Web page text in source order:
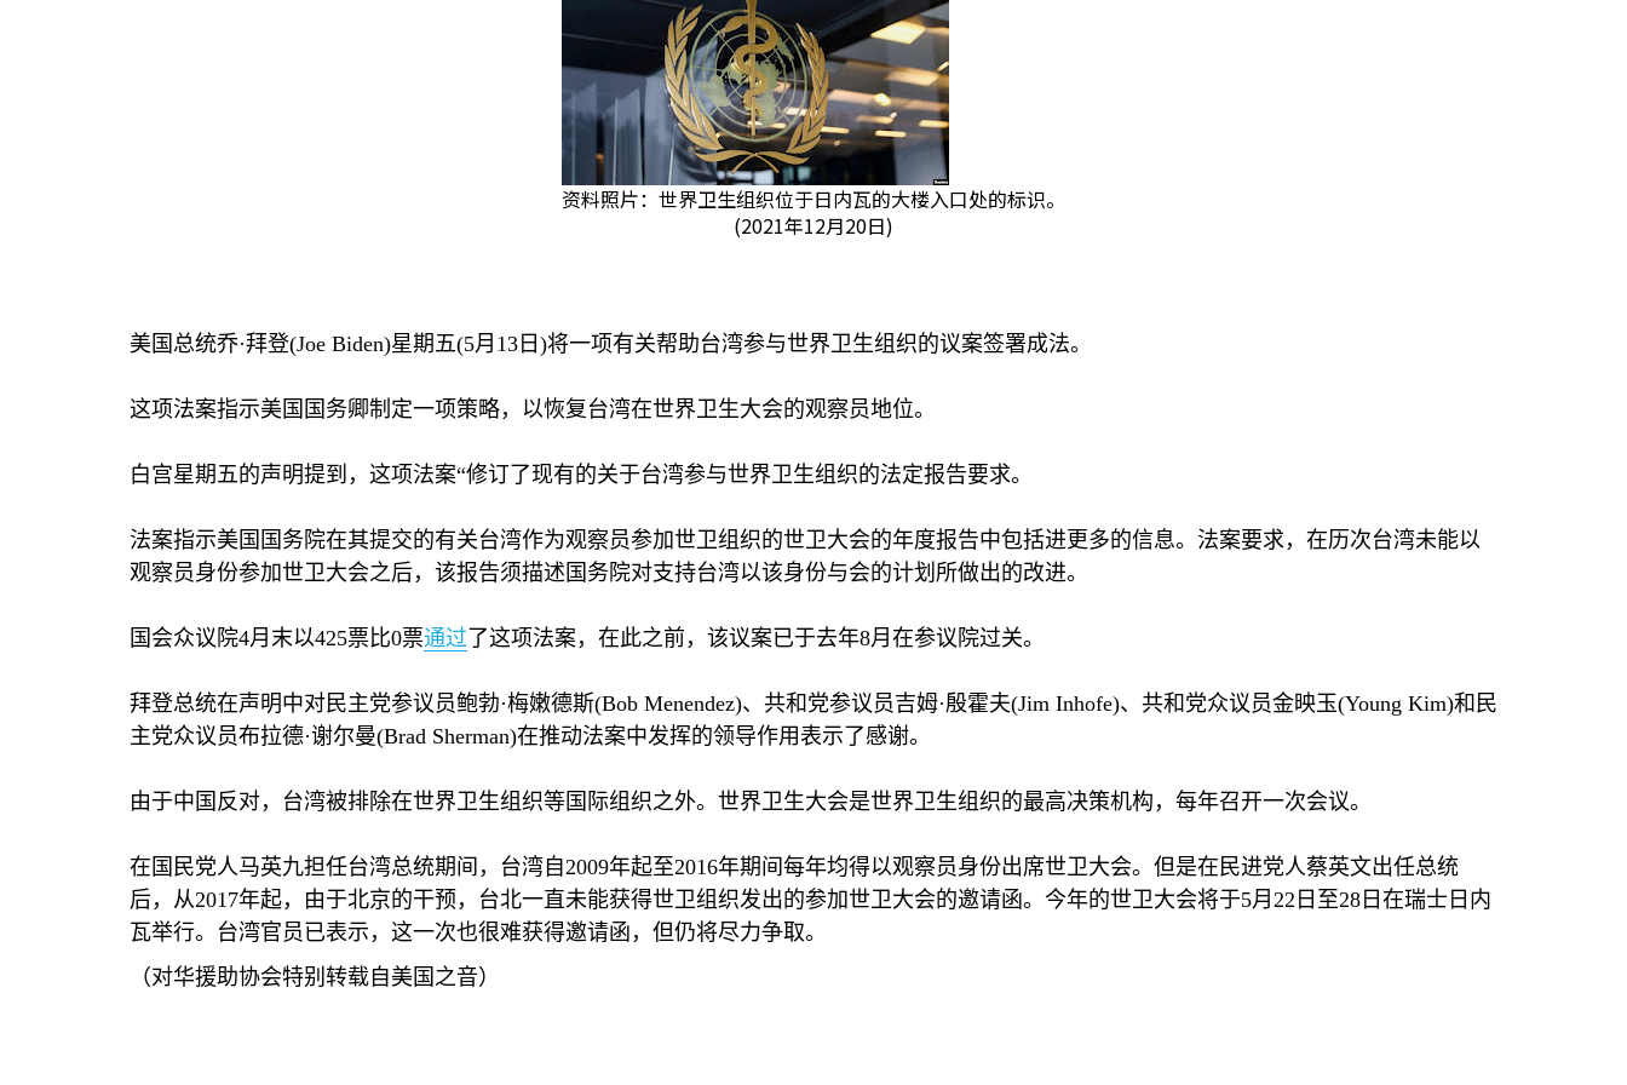
资料照片：世界卫生组织位于日内瓦的大楼入口处的标识。
(2021年12月20日)
美国总统乔·拜登(Joe Biden)星期五(5月 13 日 )将一项有关帮助台湾参与世界卫生组织的议案签署成法。
这项法案指示美国国务卿制定一项策略，以恢复台湾在世界卫生大会的观察员地位。
白宫星期五的声明提到，这项法案“修订了现有的关于台湾参与世界卫生组织的法定报告要求。
法案指示美国国务院在其提交的有关台湾作为观察员参加世卫组织的世卫大会的年度报告中包括进更多的信息。法案要求，在历次台湾未能以
观察员身份参加世卫大会之后，该报告须描述国务院对支持台湾以该身份与会的计划所做出的改进。
国会众议院4月末以425票比0票通过 了这项法案，在此之前，该议案已于去年8月在参议院过关。
拜登总统在声明中对民主党参议员鲍勃·梅嫩德斯(Bob Menendez)、共和党参议员吉姆·殷霍夫(Jim Inhofe)、共和党众议员金映玉(Young Kim)和民
主党众议员布拉德·谢尔曼(Brad Sherman)在推动法案中发挥的领导作用表示了感谢。
由于中国反对，台湾被排除在世界卫生组织等国际组织之外。世界卫生大会是世界卫生组织的最高决策机构，每年召开一次会议。
在国民党人马英九担任台湾总统期间，台湾自 2009年起至2016年期间每年均得以观察员身份出席世卫大会。但是在民进党人蔡英文出任总统
后，从2017年起，由于北京的干预，台北一直未能获得世卫组织发出的参加世卫大会的邀请函。今年的世卫大会将于5月 22 日至28 日在瑞士日内
瓦举行。台湾官员已表示，这一次也很难获得邀请函，但仍将尽力争取。
（对华援助协会特别转载自美国之音）